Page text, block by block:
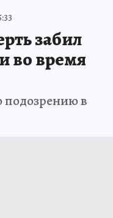
забил
во время
подозрению в